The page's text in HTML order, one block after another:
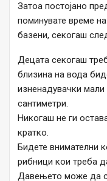
Затоа постојано
поминувате време
базени, секогаш
Децата секогаш
близина на вода
изненадувачки
сантиметри.
Никогаш не ги
кратко.
Бидете внимателни
рибници кои треба
Давењето може да